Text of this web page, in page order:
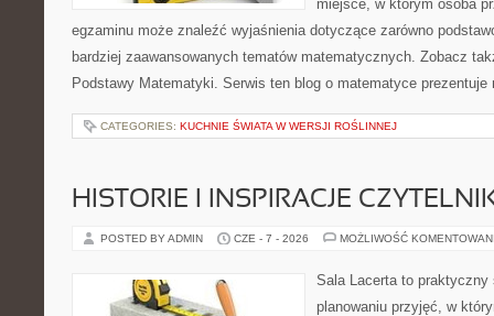
miejsce, w którym osoba
egzaminu może znaleźć wyjaśnienia dotyczące zarówno
bardziej zaawansowanych tematów matematycznych. Zobacz
Podstawy Matematyki. Serwis ten blog o matematyce
CATEGORIES: KUCHNIE ŚWIATA W WERSJI ROŚLINNEJ
HISTORIE I INSPIRACJE
POSTED BY ADMIN CZE - 7 - 2026 MOŻLIWOŚĆ
Sala Lacerta to praktyczny
planowaniu przyjęć, w